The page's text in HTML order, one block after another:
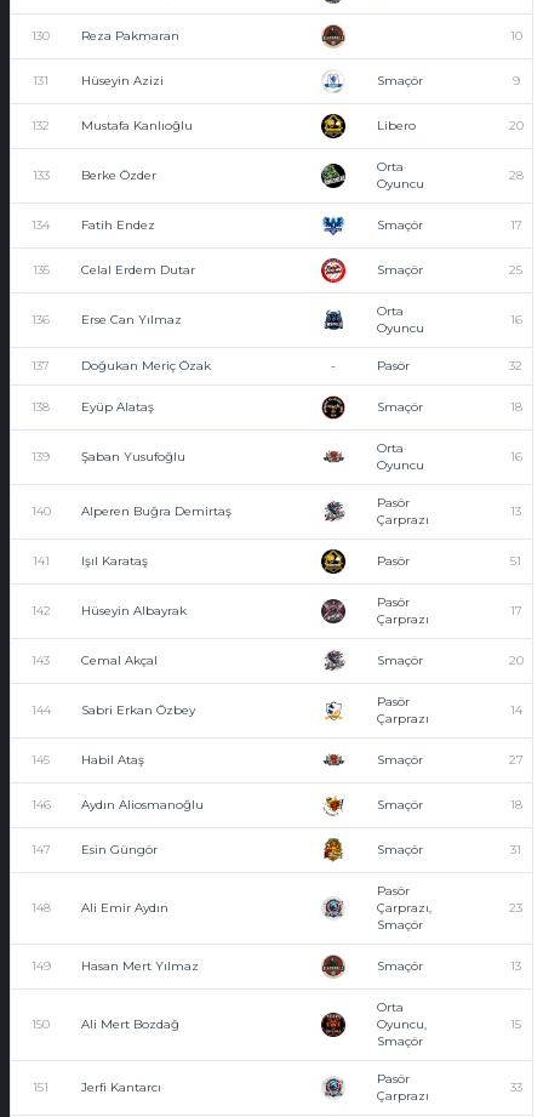
130 Reza Pakmaran 10
131 Hüseyin Azizi Smaçör 9
132 Mustafa Kanlıoğlu Libero 20
133 Berke Özder
Orta
Oyuncu
28
134 Fatih Endez Smaçör 17
135 Celal Erdem Dutar Smaçör 25
136 Erse Can Yılmaz
Orta
Oyuncu
16
137 Doğukan Meriç Özak - Pasör 32
138 Eyüp Alataş Smaçör 18
139 Şaban Yusufoğlu
Orta
Oyuncu
16
140 Alperen Buğra Demirtaş
Pasör
Çarprazı
13
141 Işıl Karataş Pasör 51
142 Hüseyin Albayrak
Pasör
Çarprazı
17
143 Cemal Akçal Smaçör 20
144 Sabri Erkan Özbey
Pasör
Çarprazı
14
145 Habil Ataş Smaçör 27
146 Aydın Aliosmanoğlu Smaçör 18
147 Esin Güngör Smaçör 31
148 Ali Emir Aydın
Pasör
Çarprazı,
Smaçör
23
149 Hasan Mert Yılmaz Smaçör 13
150 Ali Mert Bozdağ
Orta
Oyuncu,
Smaçör
15
151 Jerfi Kantarcı
Pasör
Çarprazı
33